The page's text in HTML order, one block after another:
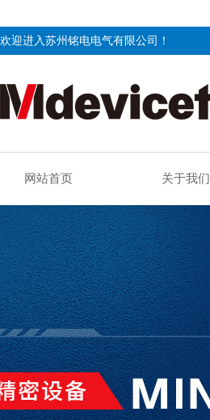
欢迎进入苏州铭电电气有限公司！
网站首页 关于我们